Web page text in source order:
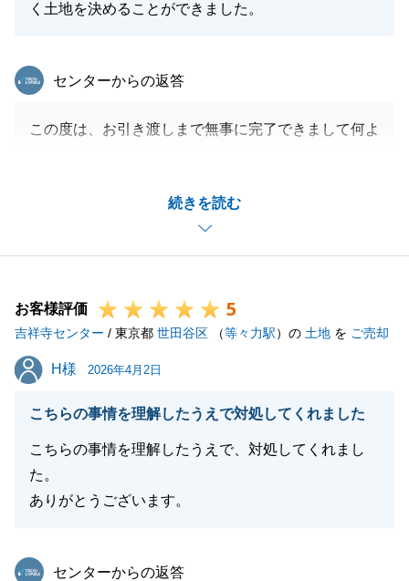
く土地を決めることができました。
続きを読む
東急リバブル
センターからの返答
この度は、お引き渡しまで無事に完了できまして何よ
ことが懐かしく思います。
この後は建築が滞りなく進むことを願っております。
引き続きどうぞよろしくお願い致します。
閉じる
お客様評価 5
吉祥寺センター / 東京都 世田谷区 （等々力駅）の 土地 を ご売却
H様
H様 2026年4月2日
こちらの事情を理解したうえで対処してくれました
こちらの事情を理解したうえで、対処してくれまし
た。
ありがとうございます。
東急リバブル
センターからの返答